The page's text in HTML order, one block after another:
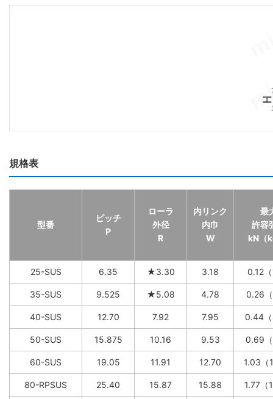
規格表
型番
ピッチ
P
ローラ
外径
R
内リンク
内巾
W
最
許容
kN（
25-SUS 6.35 ★3.30 3.18 0.12
35-SUS 9.525 ★5.08 4.78 0.26
40-SUS 12.70 7.92 7.95 0.44
50-SUS 15.875 10.16 9.53 0.69
60-SUS 19.05 11.91 12.70 1.03（
80-RPSUS 25.40 15.87 15.88 1.77（